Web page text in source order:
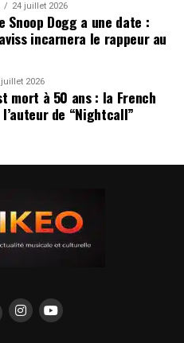
24 juillet 2026
Snoop Dogg a une date :
incarnera le rappeur au
juillet 2026
mort à 50 ans : la French
de “Nightcall”